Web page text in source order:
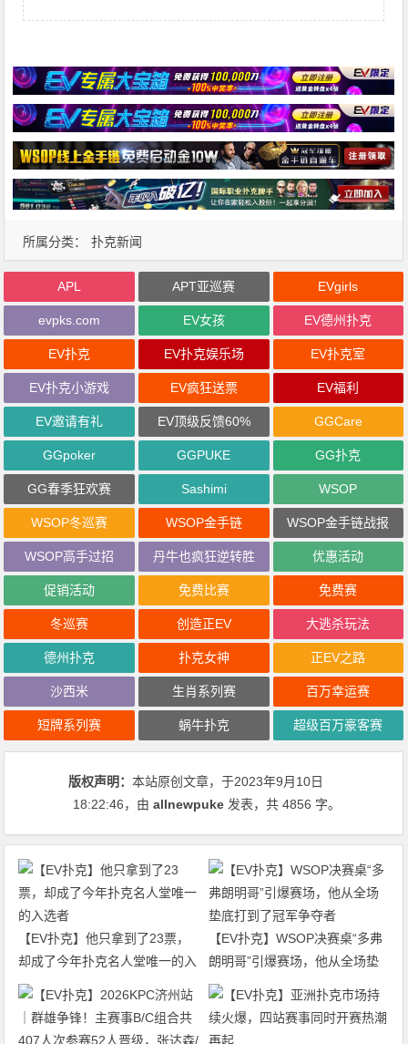
所属分类： 扑克新闻
APL APT亚巡赛 EVgirls
evpks.com EV女孩 EV德州扑克
EV扑克 EV扑克娱乐场 EV扑克室
EV扑克小游戏 EV疯狂送票 EV福利
EV邀请有礼 EV顶级反馈60% GGCare
GGpoker GGPUKE GG扑克
GG春季狂欢赛 Sashimi WSOP
WSOP冬巡赛 WSOP金手链 WSOP金手链战报
WSOP高手过招 丹牛也疯狂逆转胜 优惠活动
促销活动 免费比赛 免费赛
冬巡赛 创造正EV 大逃杀玩法
德州扑克 扑克女神 正EV之路
沙西米 生肖系列赛 百万幸运赛
短牌系列赛 蜗牛扑克 超级百万豪客赛
版权声明：本站原创文章，于2023年9月10日
18:22:46，由allnewpuke 发表，共 4856 字。
【EV扑克】他只拿到了23票，
却成了今年扑克名人堂唯一的入
选者
【EV扑克】WSOP决赛桌“多弗
朗明哥”引爆赛场，他从全场垫
底打到了冠军争夺者